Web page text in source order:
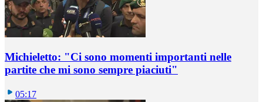
Michieletto: "Ci sono momenti importanti nelle
partite che mi sono sempre piaciuti"
05:17